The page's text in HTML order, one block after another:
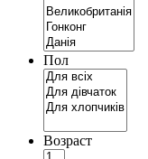
Пол
Возраст